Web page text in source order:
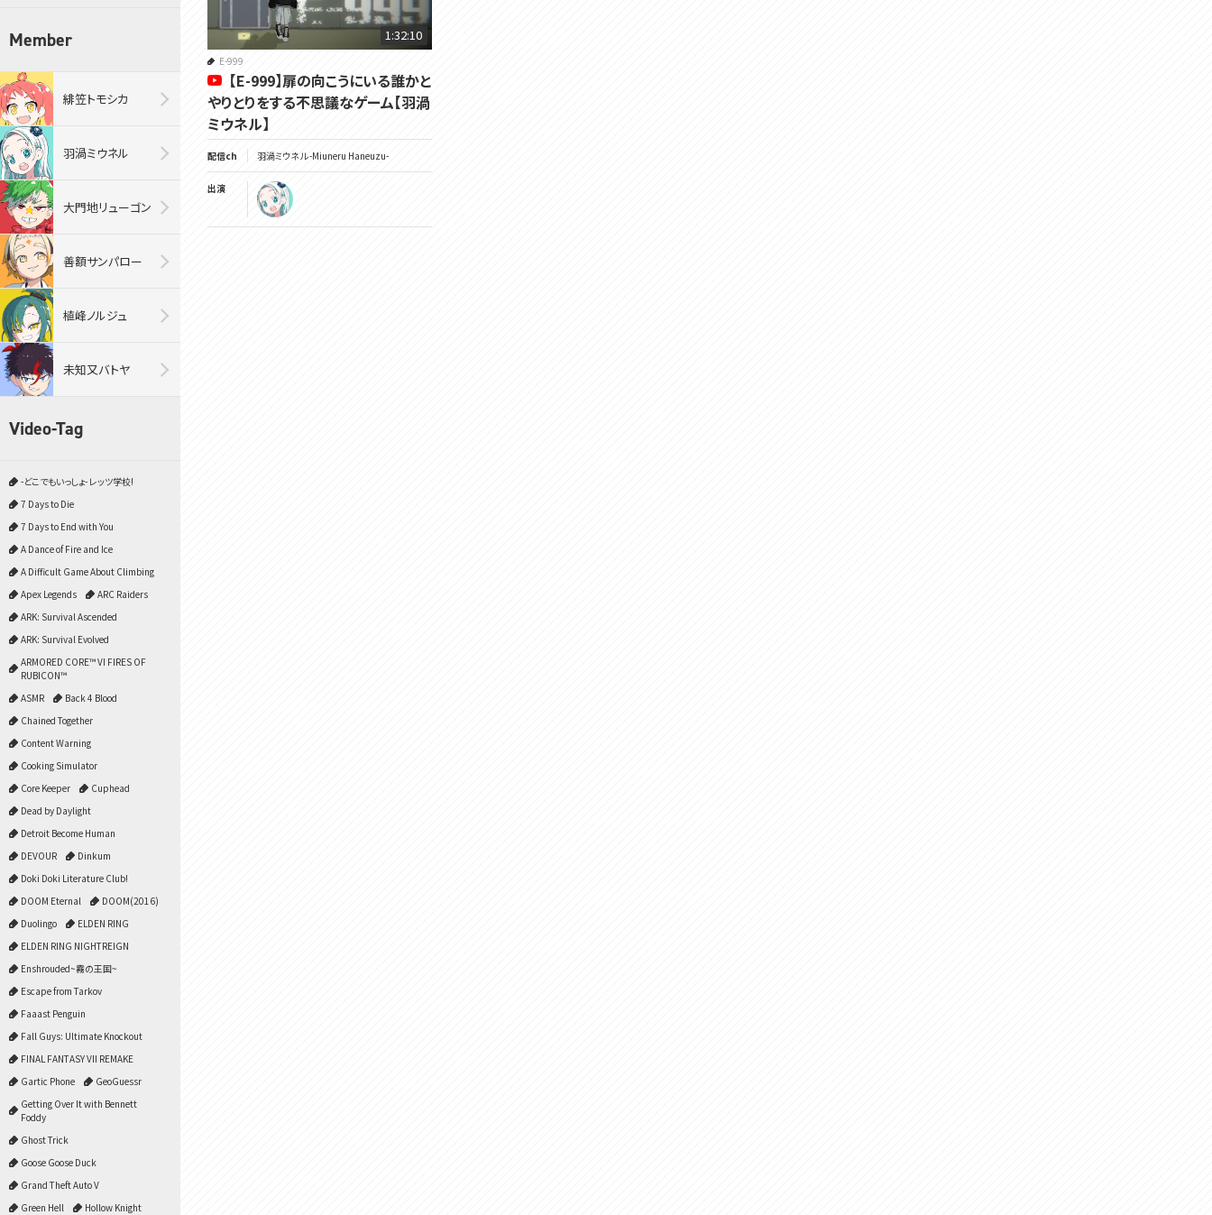
Member
緋笠トモシカ
羽渦ミウネル
大門地リューゴン
善額サンパロー
植峰ノルジュ
未知又バトヤ
Video-Tag
-どこでもいっしょ- レッツ学校!
7 Days to Die
7 Days to End with You
A Dance of Fire and Ice
A Difficult Game About Climbing
Apex Legends
ARC Raiders
ARK: Survival Ascended
ARK: Survival Evolved
ARMORED CORE™ VI FIRES OF
RUBICON™
ASMR
Back 4 Blood
Chained Together
Content Warning
Cooking Simulator
Core Keeper
Cuphead
Dead by Daylight
Detroit Become Human
DEVOUR
Dinkum
Doki Doki Literature Club!
DOOM Eternal
DOOM(2016)
Duolingo
ELDEN RING
ELDEN RING NIGHTREIGN
Enshrouded~霧の王国~
Escape from Tarkov
Faaast Penguin
Fall Guys: Ultimate Knockout
FINAL FANTASY VII REMAKE
Gartic Phone
GeoGuessr
Getting Over It with Bennett
Foddy
Ghost Trick
Goose Goose Duck
Grand Theft Auto V
Green Hell
Hollow Knight
1:32:10
E-999
【E-999】扉の向こうにいる誰かと
やりとりをする不思議なゲーム【羽渦
ミウネル】
配信ch 羽渦ミウネル -Miuneru Haneuzu-
出演